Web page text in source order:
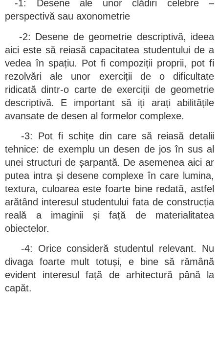
-1: Desene ale unor clădiri celebre –
perspectivă sau axonometrie
-2: Desene de geometrie descriptivă, ideea
aici este să reiasă capacitatea studentului de a
vedea în spațiu. Pot fi compoziții proprii, pot fi
rezolvări ale unor exerciții de o dificultate
ridicată dintr-o carte de exerciții de geometrie
descriptivă. E important să iți arați abilitățile
avansate de desen al formelor complexe.
-3: Pot fi schițe din care să reiasă detalii
tehnice: de exemplu un desen de jos în sus al
unei structuri de șarpantă. De asemenea aici ar
putea intra și desene complexe în care lumina,
textura, culoarea este foarte bine redată, astfel
arătând interesul studentului fata de construcția
reală a imaginii și față de materialitatea
obiectelor.
-4: Orice consideră studentul relevant. Nu
divaga foarte mult totuși, e bine să rămână
evident interesul față de arhitectură până la
capăt.